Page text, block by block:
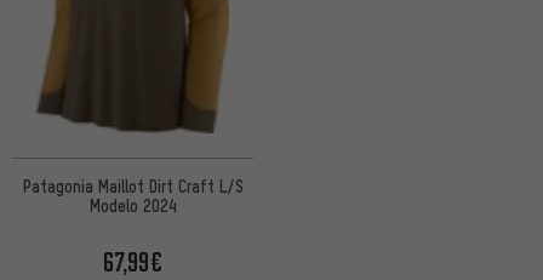
Patagonia Maillot Dirt Craft L/S
Modelo 2024
67,99€